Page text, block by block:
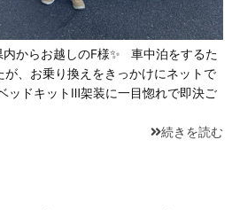
からお越しのF様✨ 車中泊をするた
、お乗り換えをきっかけにネットで
ッドキットⅢ架装に一目惚れで即決ご
続きを読む